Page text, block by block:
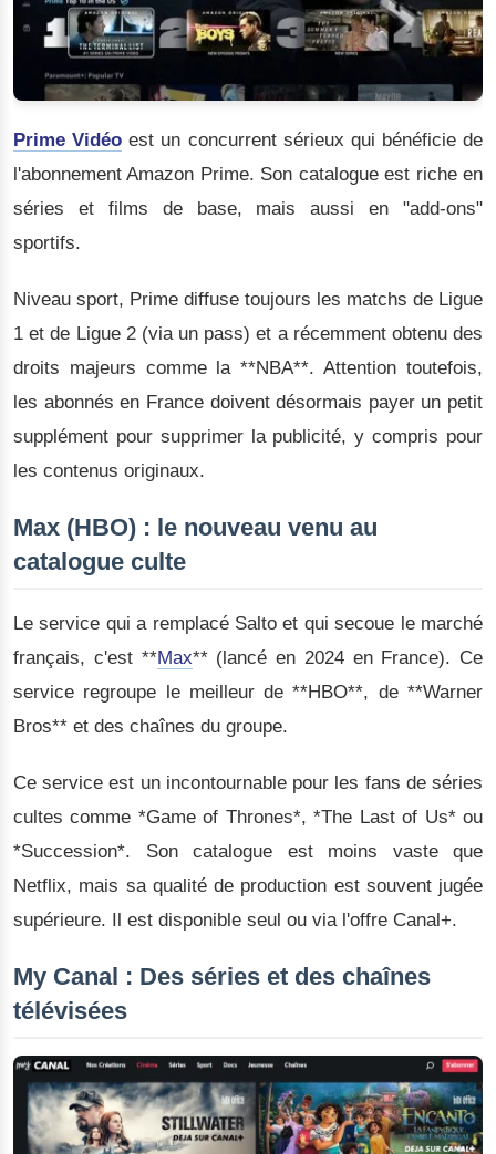
Prime Vidéo est un concurrent sérieux qui bénéficie de
l'abonnement Amazon Prime. Son catalogue est riche en
séries et films de base, mais aussi en "add-ons"
sportifs.
Niveau sport, Prime diffuse toujours les matchs de Ligue
1 et de Ligue 2 (via un pass) et a récemment obtenu des
droits majeurs comme la **NBA**. Attention toutefois,
les abonnés en France doivent désormais payer un petit
supplément pour supprimer la publicité, y compris pour
les contenus originaux.
Max (HBO) : le nouveau venu au
catalogue culte
Le service qui a remplacé Salto et qui secoue le marché
français, c'est **Max** (lancé en 2024 en France). Ce
service regroupe le meilleur de **HBO**, de **Warner
Bros** et des chaînes du groupe.
Ce service est un incontournable pour les fans de séries
cultes comme *Game of Thrones*, *The Last of Us* ou
*Succession*. Son catalogue est moins vaste que
Netflix, mais sa qualité de production est souvent jugée
supérieure. Il est disponible seul ou via l'offre Canal+.
My Canal : Des séries et des chaînes
télévisées